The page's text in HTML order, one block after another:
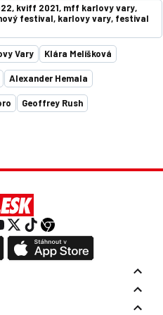
kviff 2021, mff karlovy vary,
festival, karlovy vary, festival
Vary Klára Melíšková
Alexander Hemala
Geoffrey Rush